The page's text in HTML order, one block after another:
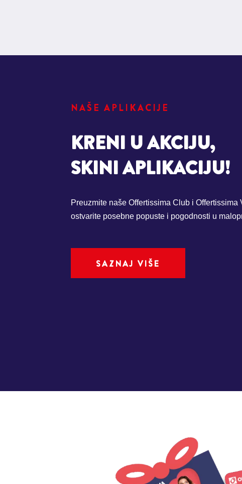
NAŠE APLIKACIJE
KRENI U AKCIJU,
SKINI APLIKACIJU!
Preuzmite naše Offertissima Club i Offertissima
ostvarite posebne popuste i pogodnosti u
SAZNAJ VIŠE